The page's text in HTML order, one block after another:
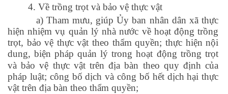
4. Về trồng trọt và bảo vệ thực vật
a) Tham mưu, giúp Ủy ban nhân dân xã thực
hiện nhiệm vụ quản lý nhà nước về hoạt động trồng
trọt, bảo vệ thực vật theo thẩm quyền; thực hiện nội
dung, biện pháp quản lý trong hoạt động trồng trọt
và bảo vệ thực vật trên địa bàn theo quy định của
pháp luật; công bố dịch và công bố hết dịch hại thực
vật trên địa bàn theo thẩm quyền;